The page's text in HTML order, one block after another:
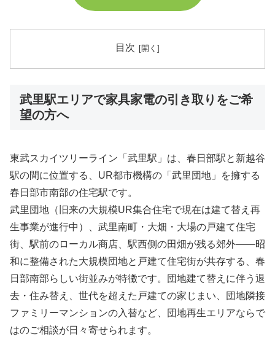
目次
武里駅エリアで家具家電の引き取りをご希
望の方へ
東武スカイツリーライン「武里駅」は、春日部駅と新越谷
駅の間に位置する、UR都市機構の「武里団地」を擁する
春日部市南部の住宅駅です。
武里団地（旧来の大規模UR集合住宅で現在は建て替え再
生事業が進行中）、武里南町・大畑・大場の戸建て住宅
街、駅前のローカル商店、駅西側の田畑が残る郊外――昭
和に整備された大規模団地と戸建て住宅街が共存する、春
日部南部らしい街並みが特徴です。団地建て替えに伴う退
去・住み替え、世代を超えた戸建ての家じまい、団地隣接
ファミリーマンションの入替など、団地再生エリアならで
はのご相談が日々寄せられます。